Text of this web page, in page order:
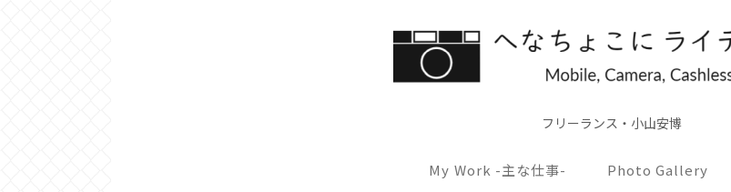
フリーランス・小山安博
My Work -主な仕事- Photo Gallery